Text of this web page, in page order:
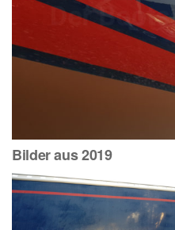
Bilder aus 2019